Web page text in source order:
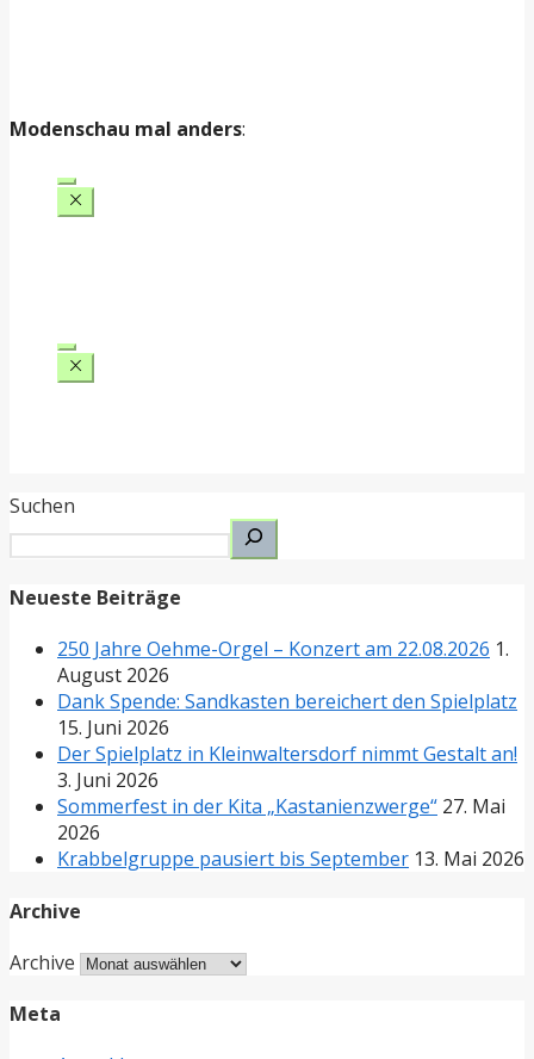
Modenschau mal anders:
Suchen
Neueste Beiträge
250 Jahre Oehme-Orgel – Konzert am 22.08.2026 1.
August 2026
Dank Spende: Sandkasten bereichert den Spielplatz
15. Juni 2026
Der Spielplatz in Kleinwaltersdorf nimmt Gestalt an!
3. Juni 2026
Sommerfest in der Kita „Kastanienzwerge“ 27. Mai
2026
Krabbelgruppe pausiert bis September 13. Mai 2026
Archive
Archive
Meta